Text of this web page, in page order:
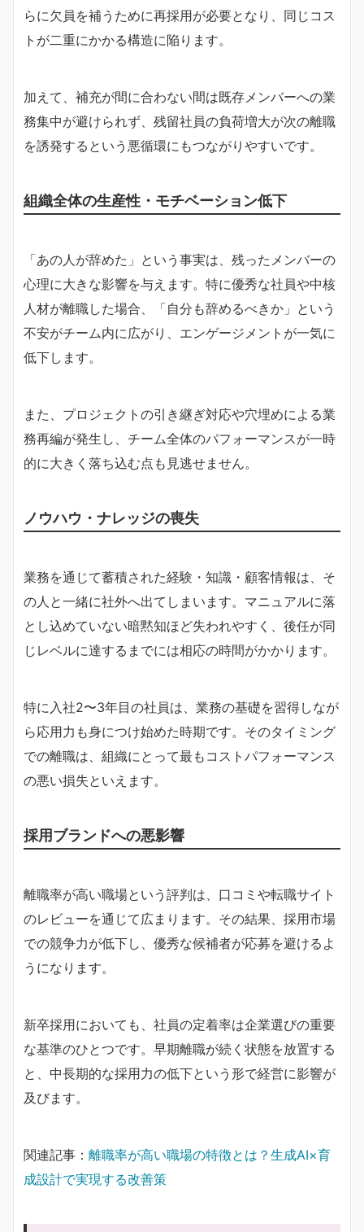
らに欠員を補うために再採用が必要となり、同じコス
トが二重にかかる構造に陥ります。
加えて、補充が間に合わない間は既存メンバーへの業
務集中が避けられず、残留社員の負荷増大が次の離職
を誘発するという悪循環にもつながりやすいです。
組織全体の生産性・モチベーション低下
「あの人が辞めた」という事実は、残ったメンバーの
心理に大きな影響を与えます。特に優秀な社員や中核
人材が離職した場合、「自分も辞めるべきか」という
不安がチーム内に広がり、エンゲージメントが一気に
低下します。
また、プロジェクトの引き継ぎ対応や穴埋めによる業
務再編が発生し、チーム全体のパフォーマンスが一時
的に大きく落ち込む点も見逃せません。
ノウハウ・ナレッジの喪失
業務を通じて蓄積された経験・知識・顧客情報は、そ
の人と一緒に社外へ出てしまいます。マニュアルに落
とし込めていない暗黙知ほど失われやすく、後任が同
じレベルに達するまでには相応の時間がかかります。
特に入社2〜3年目の社員は、業務の基礎を習得しなが
ら応用力も身につけ始めた時期です。そのタイミング
での離職は、組織にとって最もコストパフォーマンス
の悪い損失といえます。
採用ブランドへの悪影響
離職率が高い職場という評判は、口コミや転職サイト
のレビューを通じて広まります。その結果、採用市場
での競争力が低下し、優秀な候補者が応募を避けるよ
うになります。
新卒採用においても、社員の定着率は企業選びの重要
な基準のひとつです。早期離職が続く状態を放置する
と、中長期的な採用力の低下という形で経営に影響が
及びます。
関連記事： 離職率が高い職場の特徴とは？生成AI×育
成設計で実現する改善策